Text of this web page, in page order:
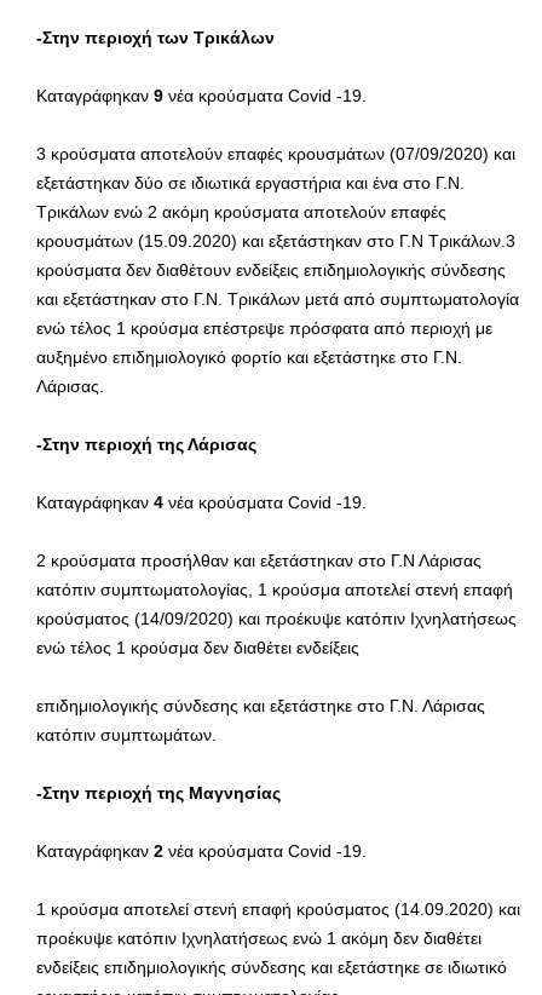
-Στην περιοχή των Τρικάλων
Καταγράφηκαν 9 νέα κρούσματα Covid -19.
3 κρούσματα αποτελούν επαφές κρουσμάτων (07/09/2020) και
εξετάστηκαν δύο σε ιδιωτικά εργαστήρια και ένα στο Γ.Ν.
Τρικάλων ενώ 2 ακόμη κρούσματα αποτελούν επαφές
κρουσμάτων (15.09.2020) και εξετάστηκαν στο Γ.Ν Τρικάλων.3
κρούσματα δεν διαθέτουν ενδείξεις επιδημιολογικής σύνδεσης
και εξετάστηκαν στο Γ.Ν. Τρικάλων μετά από συμπτωματολογία
ενώ τέλος 1 κρούσμα επέστρεψε πρόσφατα από περιοχή με
αυξημένο επιδημιολογικό φορτίο και εξετάστηκε στο Γ.Ν.
Λάρισας.
-Στην περιοχή της Λάρισας
Καταγράφηκαν 4 νέα κρούσματα Covid -19.
2 κρούσματα προσήλθαν και εξετάστηκαν στο Γ.Ν Λάρισας
κατόπιν συμπτωματολογίας, 1 κρούσμα αποτελεί στενή επαφή
κρούσματος (14/09/2020) και προέκυψε κατόπιν Ιχνηλατήσεως
ενώ τέλος 1 κρούσμα δεν διαθέτει ενδείξεις
επιδημιολογικής σύνδεσης και εξετάστηκε στο Γ.Ν. Λάρισας
κατόπιν συμπτωμάτων.
-Στην περιοχή της Μαγνησίας
Καταγράφηκαν 2 νέα κρούσματα Covid -19.
1 κρούσμα αποτελεί στενή επαφή κρούσματος (14.09.2020) και
προέκυψε κατόπιν Ιχνηλατήσεως ενώ 1 ακόμη δεν διαθέτει
ενδείξεις επιδημιολογικής σύνδεσης και εξετάστηκε σε ιδιωτικό